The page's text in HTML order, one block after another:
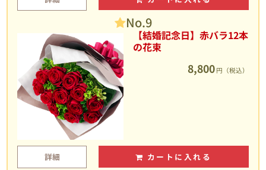
No.9
【結婚記念日】赤バラ12本
の花束
8,800 円（税込）
詳細 カートに入れる